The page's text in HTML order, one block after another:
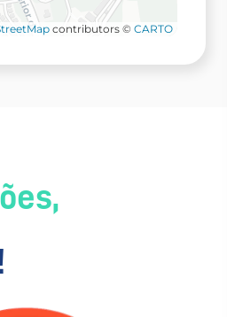
contributors © CARTO